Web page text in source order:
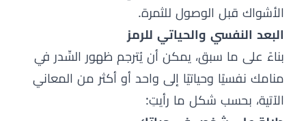
الأشواك قبل الوصول للثمرة.
البعد النفسي والحياتي للرمز
بناءً على ما سبق، يمكن أن يُترجم ظهور السِّدر في
منامك نفسيًا وحياتيًا إلى واحد أو أكثر من المعاني
الآتية، بحسب شكل ما رأيتِ: